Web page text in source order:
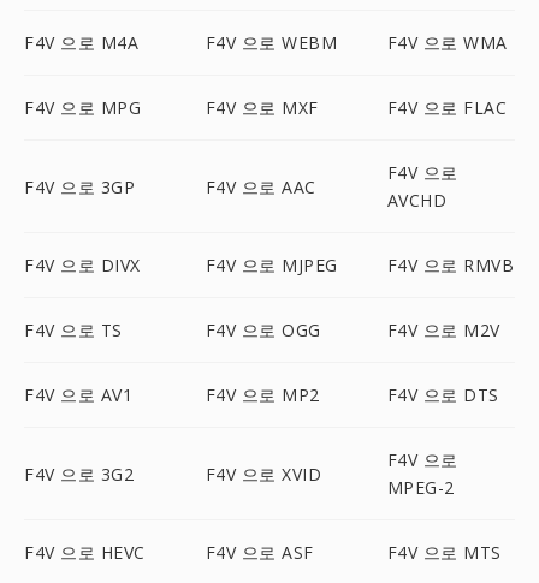
F4V 으로 M4A F4V 으로 WEBM F4V 으로 WMA
F4V 으로 MPG F4V 으로 MXF F4V 으로 FLAC
F4V 으로 3GP F4V 으로 AAC
F4V 으로
AVCHD
F4V 으로 DIVX F4V 으로 MJPEG F4V 으로 RMVB
F4V 으로 TS F4V 으로 OGG F4V 으로 M2V
F4V 으로 AV1 F4V 으로 MP2 F4V 으로 DTS
F4V 으로 3G2 F4V 으로 XVID
F4V 으로
MPEG-2
F4V 으로 HEVC F4V 으로 ASF F4V 으로 MTS